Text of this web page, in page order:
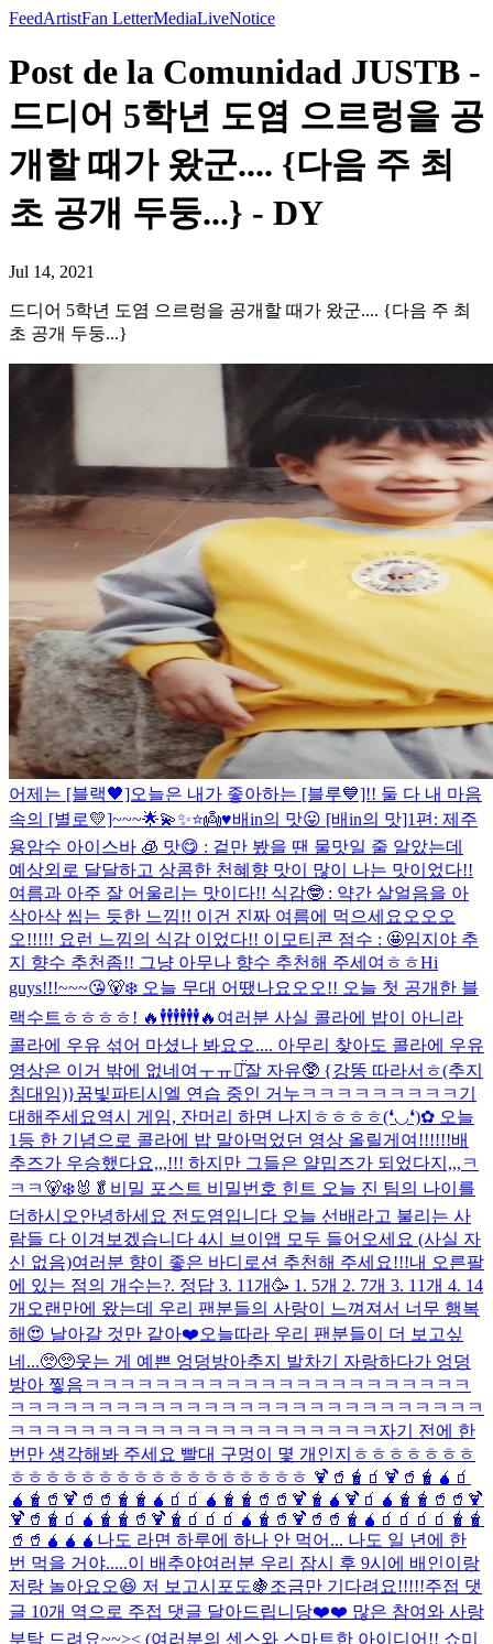
FeedArtistFan LetterMediaLiveNotice
Post de la Comunidad JUSTB -
드디어 5학년 도염 으르렁을 공
개할 때가 왔군.... {다음 주 최
초 공개 두둥...} - DY
Jul 14, 2021
드디어 5학년 도염 으르렁을 공개할 때가 왔군.... {다음 주 최
초 공개 두둥...}
어제는 [블랙🖤]오늘은 내가 좋아하는 [블루💙]!! 둘 다 내 마음
속의 [별로💛]~~~🌟💫✨⭐️👼♥️배in의 맛😛 [배in의 맛]1편: 제주
용암수 아이스바 🧊 맛😋 : 겉만 봤을 땐 물맛일 줄 알았는데
예상외로 달달하고 상콤한 천혜향 맛이 많이 나는 맛이었다!!
여름과 아주 잘 어울리는 맛이다!! 식감🤓 : 약간 살얼음을 아
삭아삭 씹는 듯한 느낌!! 이건 진짜 여름에 먹으세요오오오
오!!!!! 요런 느낌의 식감 이었다!! 이모티콘 점수 : 🤩임지야 추
지 향수 추천좀!! 그냥 아무나 향수 추천해 주세여ㅎㅎHi
guys!!!~~~😘🐻‍❄️ 오늘 무대 어땠나요오오!! 오늘 첫 공개한 블
랙수트ㅎㅎㅎㅎ! 🔥🕴🕴🕴🕴🕴🕴🔥 여러분 사실 콜라에 밥이 아니라
콜라에 우유 섞어 마셨나 봐요오.... 아무리 찾아도 콜라에 우유
영상은 이거 밖에 없네여ㅜㅠㅠ̑̈잘 자유🥸 {강똥 따라서ㅎ(추지
침대임)}꿈빛파티시엘 연습 중인 거누ㅋㅋㅋㅋㅋㅋㅋㅋㅋ기
대해주세요역시 게임, 잔머리 하면 나지ㅎㅎㅎㅎ(❛◡❛)✿ 오늘
1등 한 기념으로 콜라에 밥 말아먹었던 영상 올릴게여!!!!!!배
추즈가 우승했다요,,,!!! 하지만 그들은 얄밉즈가 되었다지,,,ㅋ
ㅋㅋ🐻‍❄️🐰🥬 비밀 포스트 비밀번호 힌트 오늘 진 팀의 나이를
더하시오안녕하세요 전도염입니다 오늘 선배라고 불리는 사
람들 다 이겨보겠습니다 4시 브이앱 모두 들어오세요 (사실 자
신 없음)여러분 향이 좋은 바디로션 추천해 주세요!!!내 오른팔
에 있는 점의 개수는?. 정답 3. 11개🥳 1. 5개 2. 7개 3. 11개 4. 14
개 오랜만에 왔는데 우리 팬분들의 사랑이 느껴져서 너무 행복
해😍 날아갈 것만 같아❤️오늘따라 우리 팬분들이 더 보고싶
네...🥺🥺웃는 게 예쁜 엉덩방아추지 발차기 자랑하다가 엉덩
방아 찧음ㅋㅋㅋㅋㅋㅋㅋㅋㅋㅋㅋㅋㅋㅋㅋㅋㅋㅋㅋㅋㅋㅋ
ㅋㅋㅋㅋㅋㅋㅋㅋㅋㅋㅋㅋㅋㅋㅋㅋㅋㅋㅋㅋㅋㅋㅋㅋㅋㅋㅋ
ㅋㅋㅋㅋㅋㅋㅋㅋㅋㅋㅋㅋㅋㅋㅋㅋㅋㅋㅋㅋㅋ 자기 전에 한
번만 생각해봐 주세요 빨대 구멍이 몇 개인지ㅎㅎㅎㅎㅎㅎㅎ
ㅎㅎㅎㅎㅎㅎㅎㅎㅎㅎㅎㅎㅎㅎㅎㅎㅎ 🍹🥤🧋🧃🍹🥤🧋🧉🧃
🧉🧋🥤🍹🥤🥤🧋🧋🧉🧃🧃🧉🧋🧋🥤🥤🍹🧋🧉🍹🧃🧉🧋🧋🥤🥤🍹
🍹🥤🧋🧃🧉🧋🧋🥤🍹🧋🧃🧃🧃🧉🧋🥤🍹🥤🥤🧋🧉🧃🧃🧃🧃🧋🧋
🥤🥤🧉🧉🧉 나도 라면 하루에 하나 안 먹어... 나도 일 년에 한
번 먹을 거야.....이 배추야여러분 우리 잠시 후 9시에 배인이랑
저랑 놀아요오😆 저 보고시포도🍇조금만 기다려요!!!!!주접 댓
글 10개 역으로 주접 댓글 달아드립니당❤️❤️ 많은 참여와 사랑
부탁 드려요~~>< (여러분의 센스와 스마트한 아이디어!! 쇼미